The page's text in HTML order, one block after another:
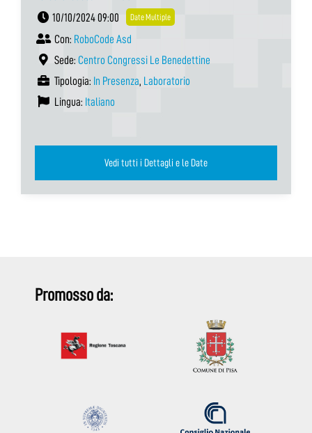
10/10/2024 09:00
Date Multiple
Con: RoboCode Asd
Sede: Centro Congressi Le Benedettine
Tipologia: In Presenza, Laboratorio
Lingua: Italiano
Vedi tutti i Dettagli e le Date
Promosso da: